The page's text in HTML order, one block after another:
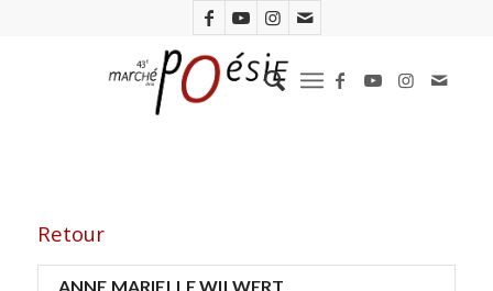
Retour
ANNE MARIELLE WILWERT